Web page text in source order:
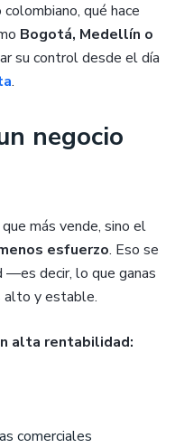
qué hace
Bogotá, Medellín o
su control desde el día
.
negocio
más vende, sino el
esfuerzo. Eso se
—es decir, lo que ganas
alto y estable.
alta rentabilidad:
comerciales